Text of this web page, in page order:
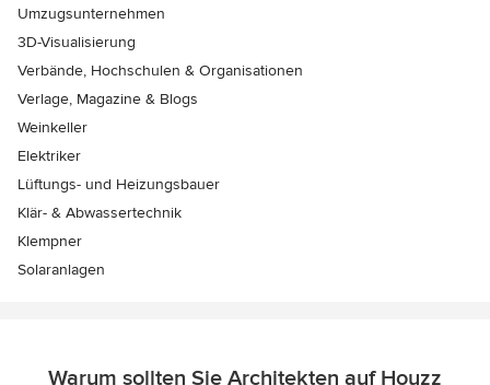
Umzugsunternehmen
3D-Visualisierung
Verbände, Hochschulen & Organisationen
Verlage, Magazine & Blogs
Weinkeller
Elektriker
Lüftungs- und Heizungsbauer
Klär- & Abwassertechnik
Klempner
Solaranlagen
Warum sollten Sie Architekten auf Houzz